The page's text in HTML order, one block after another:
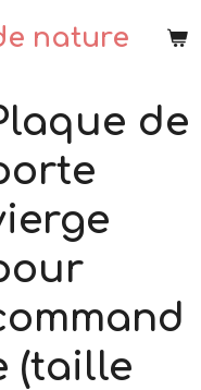
nature
de
(taille